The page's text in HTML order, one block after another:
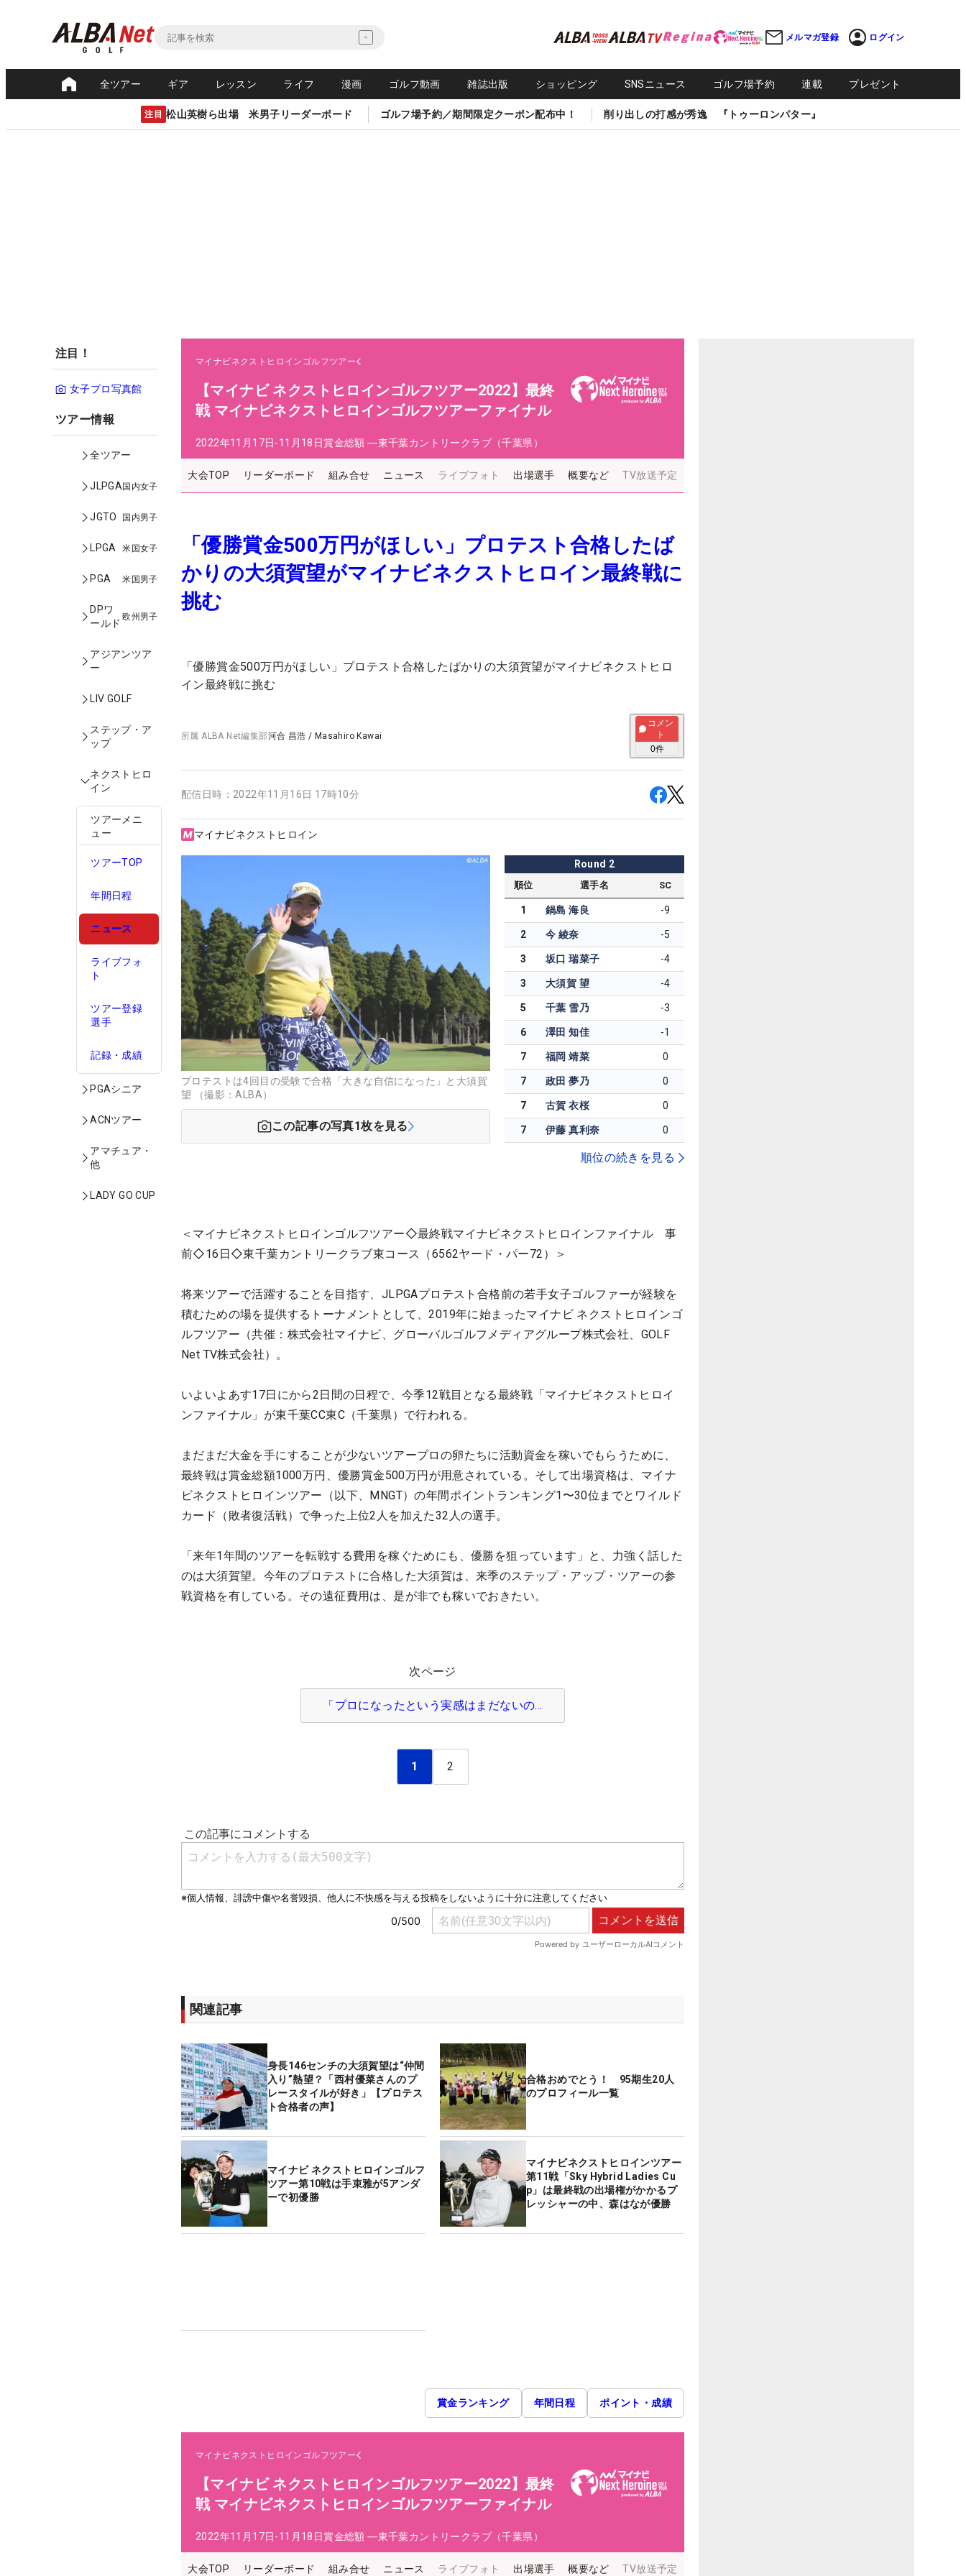
メルマガ登録 ログイン
全ツアー ギア レッスン ライフ 漫画 ゴルフ動画 雑誌出版 ショッピング SNSニュース ゴルフ場予約 連載 プレゼント
注目 松山英樹ら出場 米男子リーダーボード ゴルフ場予約／期間限定クーポン配布中！ 削り出しの打感が秀逸 『トゥーロンパター』
注目！
女子プロ写真館
ツアー情報
全ツアー
JLPGA国内女子
JGTO 国内男子
LPGA 米国女子
PGA 米国男子
DPワ
ールド
欧州男子
アジアンツア
ー
LIV GOLF
ステップ・ア
ップ
ネクストヒロ
イン
ツアーメニ
ュー
ツアーTOP
年間日程
ニュース
ライブフォ
ト
ツアー登録
選手
記録・成績
PGAシニア
ACNツアー
アマチュア・
他
LADY GO CUP
マイナビネクストヒロインゴルフツアー
【マイナビ ネクストヒロインゴルフツアー2022】最終
戦 マイナビネクストヒロインゴルフツアーファイナル
2022年11月17日-11月18日賞金総額 ―東千葉カントリークラブ（千葉県）
大会TOP リーダーボード 組み合せ ニュース ライブフォト 出場選手 概要など TV放送予定
「優勝賞金500万円がほしい」プロテスト合格したば
かりの大須賀望がマイナビネクストヒロイン最終戦に
挑む
「優勝賞金500万円がほしい」プロテスト合格したばかりの大須賀望がマイナビネクストヒロ
イン最終戦に挑む
所属ALBA Net編集部河合 昌浩 / Masahiro Kawai
コメン
ト
0件
配信日時： 2022年11月16日 17時10分
マイナビネクストヒロイン
プロテストは4回目の受験で合格「大きな自信になった」と大須賀
望 （撮影：ALBA）
この記事の写真1枚を見る
Round 2
順位 選手名 SC
1 鍋島 海良 -9
2 今 綾奈 -5
3 坂口 瑞菜子 -4
3 大須賀 望 -4
5 千葉 雪乃 -3
6 澤田 知佳 -1
7 福岡 靖菜 0
7 政田 夢乃 0
7 古賀 衣桜 0
7 伊藤 真利奈 0
順位の続きを見る
＜マイナビネクストヒロインゴルフツアー◇最終戦マイナビネクストヒロインファイナル 事
前◇16日◇東千葉カントリークラブ東コース（6562ヤード・パー72）＞
将来ツアーで活躍することを目指す、JLPGAプロテスト合格前の若手女子ゴルファーが経験を
積むための場を提供するトーナメントとして、2019年に始まったマイナビ ネクストヒロインゴ
ルフツアー（共催：株式会社マイナビ、グローバルゴルフメディアグループ株式会社、GOLF
Net TV株式会社）。
いよいよあす17日にから2日間の日程で、今季12戦目となる最終戦「マイナビネクストヒロイ
ンファイナル」が東千葉CC東C（千葉県）で行われる。
まだまだ大金を手にすることが少ないツアープロの卵たちに活動資金を稼いでもらうために、
最終戦は賞金総額1000万円、優勝賞金500万円が用意されている。そして出場資格は、マイナ
ビネクストヒロインツアー（以下、MNGT）の年間ポイントランキング1〜30位までとワイルド
カード（敗者復活戦）で争った上位2人を加えた32人の選手。
「来年1年間のツアーを転戦する費用を稼ぐためにも、優勝を狙っています」と、力強く話した
のは大須賀望。今年のプロテストに合格した大須賀は、来季のステップ・アップ・ツアーの参
戦資格を有している。その遠征費用は、是が非でも稼いでおきたい。
次ページ
「プロになったという実感はまだないの…
1 2
関連記事
身長146センチの大須賀望は“仲間
入り”熱望？「西村優菜さんのプ
レースタイルが好き」【プロテス
ト合格者の声】
合格おめでとう！ 95期生20人
のプロフィール一覧
マイナビ ネクストヒロインゴルフ
ツアー第10戦は手束雅が5アンダ
ーで初優勝
マイナビネクストヒロインツアー
第11戦「Sky Hybrid Ladies Cu
p」は最終戦の出場権がかかるプ
レッシャーの中、森はなが優勝
賞金ランキング 年間日程 ポイント・成績
マイナビネクストヒロインゴルフツアー
【マイナビ ネクストヒロインゴルフツアー2022】最終
戦 マイナビネクストヒロインゴルフツアーファイナル
2022年11月17日-11月18日賞金総額 ―東千葉カントリークラブ（千葉県）
大会TOP リーダーボード 組み合せ ニュース ライブフォト 出場選手 概要など TV放送予定